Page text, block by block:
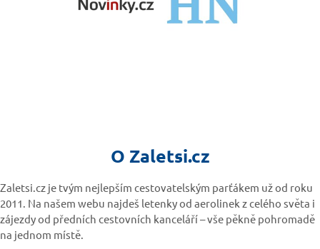
O Zaletsi.cz
Zaletsi.cz je tvým nejlepším cestovatelským parťákem už od roku
2011. Na našem webu najdeš letenky od aerolinek z celého světa i
zájezdy od předních cestovních kanceláří – vše pěkně pohromadě
na jednom místě.